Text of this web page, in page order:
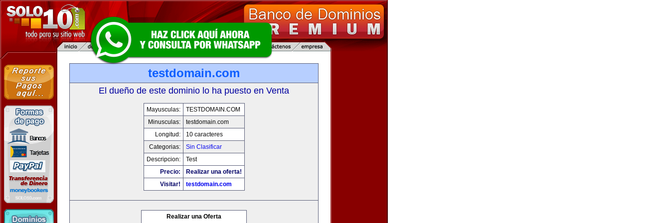
testdomain.com
El dueño de este dominio lo ha puesto en Venta
Mayusculas:
TESTDOMAIN.COM
Minusculas:
testdomain.com
Longitud:
10 caracteres
Categorias:
Sin Clasificar
Descripcion:
Test
Precio:
Realizar una oferta!
Visitar!
testdomain.com
Realizar una Oferta